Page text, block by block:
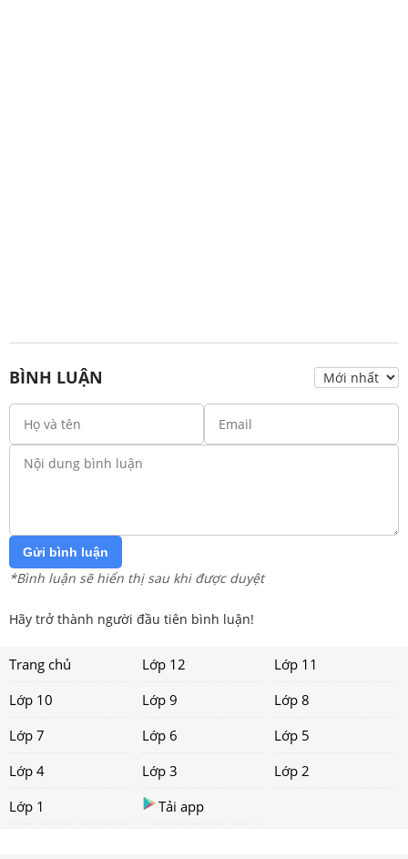
BÌNH LUẬN
Gửi bình luận
*Bình luận sẽ hiển thị sau khi được duyệt
Hãy trở thành người đầu tiên bình luận!
Trang chủ Lớp 12
Lớp 11
Lớp 10
Lớp 9
Lớp 8
Lớp 7
Lớp 6
Lớp 5
Lớp 4
Lớp 3
Lớp 2
Lớp 1
Tải app